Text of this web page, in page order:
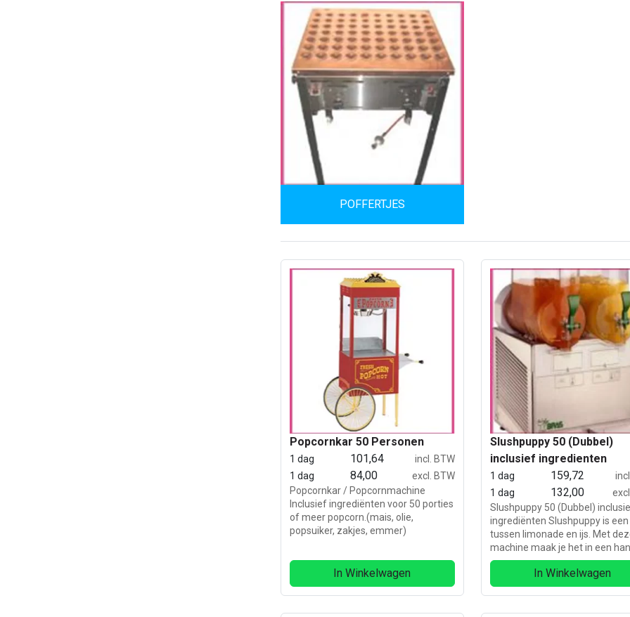
POFFERTJES
Popcornkar 50 Personen
1 dag 101,64
incl. BTW
1 dag
84,00
excl. BTW
Popcornkar / Popcornmachine
Inclusief ingrediënten voor 50 porties
of meer popcorn.(mais, olie,
popsuiker, zakjes, emmer)
In Winkelwagen
Slushpuppy 50 (Dubbel)
inclusief ingredienten
1 dag 159,72
1 dag
132,00
Slushpuppy 50 (Dubbel)
ingrediënten Slushpuppy is
tussen limonade en ijs. Met
machine maak je het in een
omdraai Inhoud reservoir: 2 x 5
Gewicht : 38 kgIn Winkelwagen